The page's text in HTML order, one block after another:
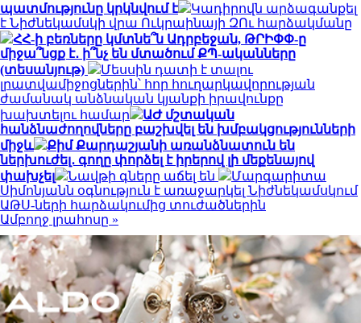
պատմությունը կրկնվում է
Կադիրովն արձագանքել
է Նիժնեկամսկի վրա Ուկրաինայի ԶՈւ հարձակմանը
ՀՀ-ի բեռները կմտնե՞ն Ադրբեջան, ԹՐԻՓՓ-ը
միջա՞նցք է․ ի՞նչ են մտածում ՔՊ-ականները
(տեսանյութ)
Մեսսին դատի է տալու
լրատվամիջոցներին՝ հոր հուղարկավորության
ժամանակ անձնական կյանքի իրավունքը
խախտելու համար
ԱԺ մշտական
հանձնաժողովները բաշխվել են խմբակցությունների
միջև
Քիմ Քարդաշյանի առանձնատուն են
ներխուժել․ գողը փորձել է իրերով լի մեքենայով
փախչել
Նավթի գները աճել են
Մարգարիտա
Սիմոնյանն օգնություն է առաջարկել Նիժնեկամսկում
ԱԹՍ-ների հարձակումից տուժածներին
Ամբողջ լրահոսը »